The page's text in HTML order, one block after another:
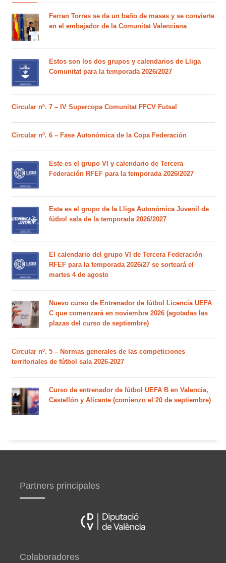
Ferran Torres se da un baño de masas y se convierte
en el embajador de la Comunitat Valenciana
Estos son los dos grupos y calendarios de Lliga
Comunitat para la temporada 2026/2027
Circular nº. 7 – IV Supercopa Comunitat FFCV Futsal
Circular nº. 6 – Fase Autonómica de la Copa Federación
Este es el grupo VI y calendario de Tercera
Federación RFEF para la temporada 2026/2027
Este es el grupo de la Lliga Autonòmica Juvenil de
fútbol sala de la temporada 2026/2027
El calendario del grupo VI de Tercera Federación
RFEF para la temporada 2026/27 se sorteará el
martes 4 de agosto
Nuevo curso de Entrenador de fútbol Licencia UEFA
C que comenzará en noviembre 2026 (agotadas las
plazas del curso de septiembre)
Circular nº. 5 – Normas generales de las competiciones
territoriales de fútbol sala 2026-2027
Curso de entrenador de fútbol UEFA B en Valencia,
Castellón y Alicante (comienzo el 20 de septiembre)
Partners principales
Colaboradores